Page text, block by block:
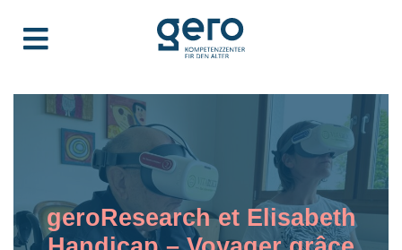
geroResearch et Elisabeth